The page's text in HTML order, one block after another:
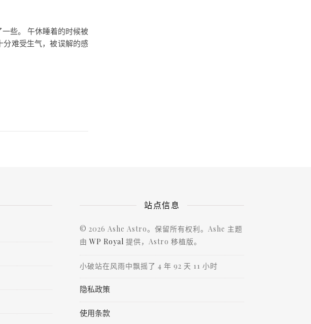
些。 午休睡着的时候被
分难受生气，被误解的感
站点信息
© 2026 Ashe Astro。保留所有权利。Ashe 主题
由 WP Royal 提供，Astro 移植版。
小破站在风雨中飘摇了 4 年 92 天 11 小时
隐私政策
使用条款